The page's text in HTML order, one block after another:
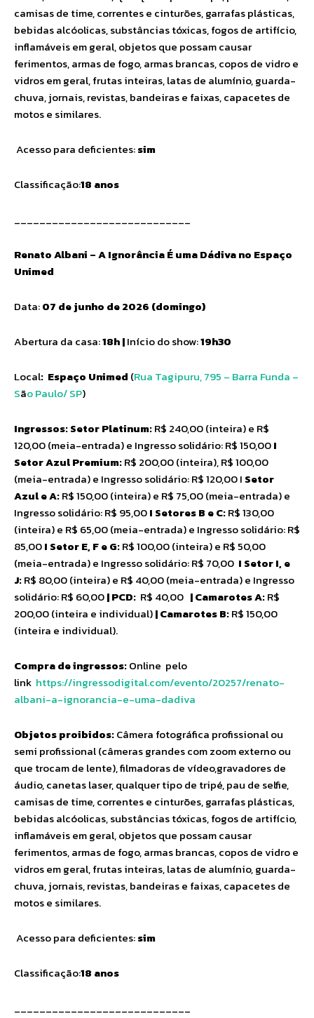
camisas de time, correntes e cinturões, garrafas plásticas,
bebidas alcóolicas, substâncias tóxicas, fogos de artifício,
inflamáveis em geral, objetos que possam causar
ferimentos, armas de fogo, armas brancas, copos de vidro e
vidros em geral, frutas inteiras, latas de alumínio, guarda-
chuva, jornais, revistas, bandeiras e faixas, capacetes de
motos e similares.
Acesso para deficientes:sim
Classificação:18 anos
____________________________
Renato Albani – A Ignorância É uma Dádiva no Espaço
Unimed
Data:07 de junho de 2026 (domingo)
Abertura da casa:18h |Início do show:19h30
Local: Espaço Unimed (Rua Tagipuru, 795 – Barra Funda –
São Paulo/ SP)
Ingressos: Setor Platinum:R$ 240,00 (inteira) e R$
120,00 (meia-entrada) e Ingresso solidário: R$ 150,00I
Setor Azul Premium:R$ 200,00 (inteira), R$ 100,00
(meia-entrada) e Ingresso solidário: R$ 120,00 I Setor
Azul e A:R$ 150,00 (inteira) e R$ 75,00 (meia-entrada) e
Ingresso solidário: R$ 95,00I Setores B e C:R$ 130,00
(inteira) e R$ 65,00 (meia-entrada) e Ingresso solidário: R$
85,00I Setor E, F e G:R$ 100,00 (inteira) e R$ 50,00
(meia-entrada) e Ingresso solidário: R$ 70,00 I Setor I, e
J:R$ 80,00 (inteira) e R$ 40,00 (meia-entrada) e Ingresso
solidário: R$ 60,00| PCD: R$ 40,00 | Camarotes A:R$
200,00 (inteira e individual)| Camarotes B:R$ 150,00
(inteira e individual).
Compra de ingressos:Online pelo
link https://ingressodigital.com/evento/20257/renato-
albani-a-ignorancia-e-uma-dadiva
Objetos proibidos:Câmera fotográfica profissional ou
semi profissional (câmeras grandes com zoom externo ou
que trocam de lente), filmadoras de vídeo,gravadores de
áudio, canetas laser, qualquer tipo de tripé, pau de selfie,
camisas de time, correntes e cinturões, garrafas plásticas,
bebidas alcóolicas, substâncias tóxicas, fogos de artifício,
inflamáveis em geral, objetos que possam causar
ferimentos, armas de fogo, armas brancas, copos de vidro e
vidros em geral, frutas inteiras, latas de alumínio, guarda-
chuva, jornais, revistas, bandeiras e faixas, capacetes de
motos e similares.
Acesso para deficientes:sim
Classificação:18 anos
____________________________